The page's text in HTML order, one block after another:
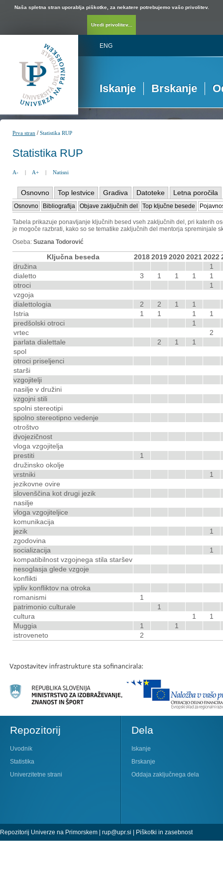
Naša spletna stran uporablja piškotke, za nekatere potrebujemo vašo privolitev.
Uredi privolitev...
ENG
Iskanje Brskanje
Prva stran /Statistika RUP
Statistika RUP
A- | A+ | Natisni
Osnovno Top lestvice Gradiva Datoteke Letna poročila
Osnovno Bibliografija Objave zaključnih del Top ključne besede
Tabela prikazuje ponavljanje ključnih besed vseh zaključnih del, pri katerih
je mogoče razbrati, kako so se tematike zaključnih del mentorja spreminjale
Oseba: Suzana Todorović
Ključna beseda 20182019202020212022
družina
1
dialetto
3 1 1 1
1
otroci
1
vzgoja
dialettologia
2 2 1
1
Istria
1 1 1
1
predšolski otroci
1
vrtec
2
parlata dialettale
2 1
1
spol
otroci priseljenci
starši
vzgojitelji
nasilje v družini
vzgojni stili
spolni stereotipi
spolno stereotipno vedenje
otroštvo
dvojezičnost
vloga vzgojitelja
prestiti
1
družinsko okolje
vrstniki
1
jezikovne ovire
slovenščina kot drugi jezik
nasilje
vloga vzgojiteljice
komunikacija
jezik
1
zgodovina
socializacija
1
kompatibilnost vzgojnega stila staršev
nesoglasja glede vzgoje
konflikti
vpliv konfliktov na otroka
romanismi
1
patrimonio culturale
1
cultura
1
1
Muggia
1
1
istroveneto
2
Repozitorij
Uvodnik
Statistika
Univerzitetne strani
Dela
Iskanje
Brskanje
Oddaja zaključnega dela
Repozitorij Univerze na Primorskem | rup@upr.si | Piškotki in zasebnost